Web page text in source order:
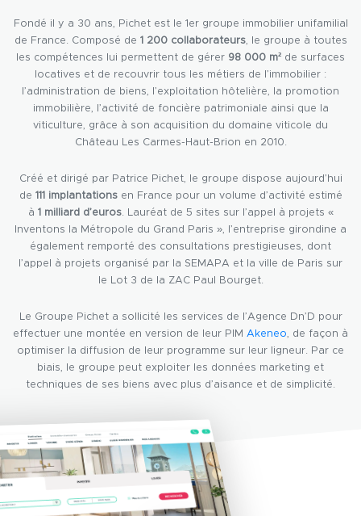
Fondé il y a 30 ans, Pichet est le 1er groupe immobilier unifamilial
de France. Composé de 1 200 collaborateurs, le groupe à toutes
les compétences lui permettent de gérer 98 000 m² de surfaces
locatives et de recouvrir tous les métiers de l’immobilier :
l’administration de biens, l’exploitation hôtelière, la promotion
immobilière, l’activité de foncière patrimoniale ainsi que la
viticulture, grâce à son acquisition du domaine viticole du
Château Les Carmes-Haut-Brion en 2010.
Créé et dirigé par Patrice Pichet, le groupe dispose aujourd’hui
de 111 implantations en France pour un volume d’activité estimé
à 1 milliard d’euros. Lauréat de 5 sites sur l’appel à projets «
Inventons la Métropole du Grand Paris », l’entreprise girondine a
également remporté des consultations prestigieuses, dont
l’appel à projets organisé par la SEMAPA et la ville de Paris sur
le Lot 3 de la ZAC Paul Bourget.
Le Groupe Pichet a sollicité les services de l’Agence Dn’D pour
effectuer une montée en version de leur PIM Akeneo , de façon à
optimiser la diffusion de leur programme sur leur ligneur. Par ce
biais, le groupe peut exploiter les données marketing et
techniques de ses biens avec plus d’aisance et de simplicité.